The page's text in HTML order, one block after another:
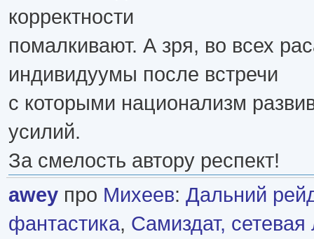
корректности
помалкивают. А зря, во всех
индивидуумы после встречи
с которыми национализм
усилий.
За смелость автору респект!
awey про Михеев: Дальний
фантастика, Самиздат, сетевая